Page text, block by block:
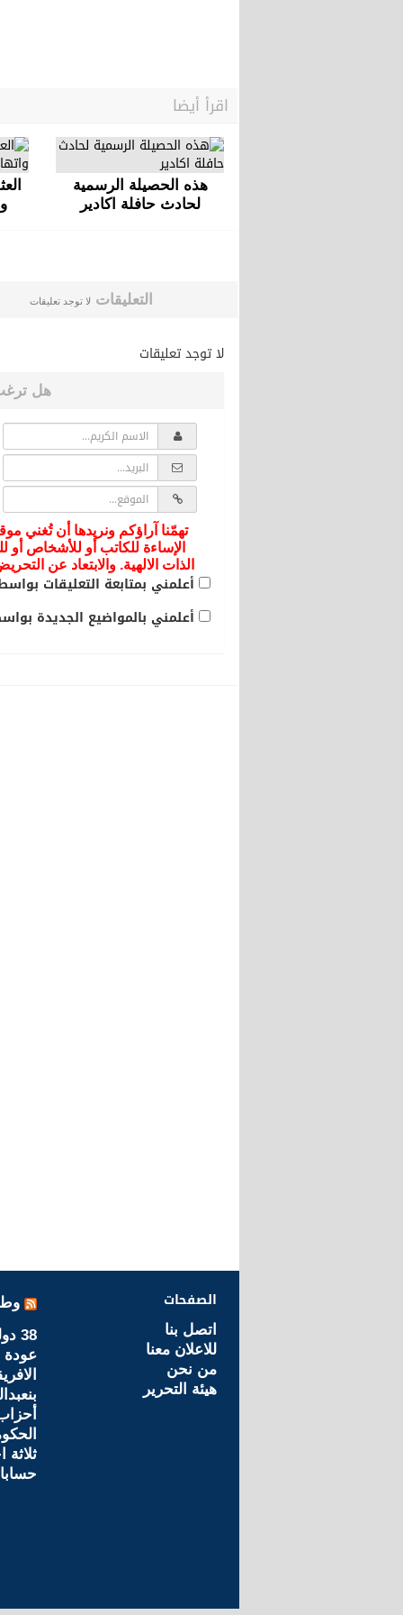
اقرأ أيضا
هذه الحصيلة الرسمية
لحادث حافلة اكادير
التعليقات لا توجد تعليقات
لا توجد تعليقات
هل
تهمّنا آراؤكم ونريدها أن تُغني
الإساءة للكاتب أو للأشخاص أو
الذات الالهية. والابتعاد عن
أعلمني بمتابعة التعليقات
أعلمني بالمواضيع الجديدة
الصفحات
اتصل بنا
للاعلان معنا
من نحن
هيئة التحرير
38
عودة